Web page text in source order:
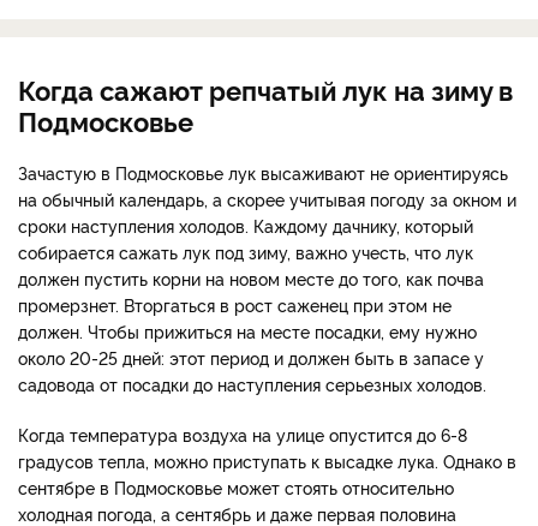
Когда сажают репчатый лук на зиму в
Подмосковье
Зачастую в Подмосковье лук высаживают не ориентируясь
на обычный календарь, а скорее учитывая погоду за окном и
сроки наступления холодов. Каждому дачнику, который
собирается сажать лук под зиму, важно учесть, что лук
должен пустить корни на новом месте до того, как почва
промерзнет. Вторгаться в рост саженец при этом не
должен. Чтобы прижиться на месте посадки, ему нужно
около 20-25 дней: этот период и должен быть в запасе у
садовода от посадки до наступления серьезных холодов.
Когда температура воздуха на улице опустится до 6-8
градусов тепла, можно приступать к высадке лука. Однако в
сентябре в Подмосковье может стоять относительно
холодная погода, а сентябрь и даже первая половина